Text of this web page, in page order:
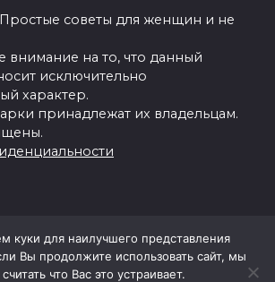
советы для женщин и не
на то, что данный
исключительно
характер.
принадлежат их владельцам.
куки для наилучшего представления
Вы продолжите использовать сайт, мы
что Вас это устраивает.